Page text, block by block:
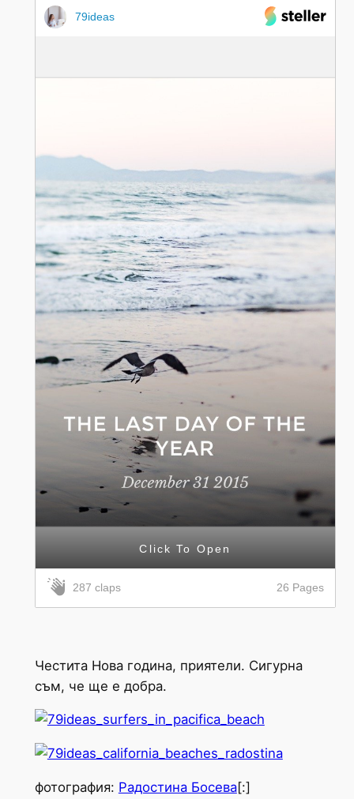
79ideas
Click To Open
287 claps 26 Pages
Честита Нова година, приятели. Сигурна
съм, че ще е добра.
фотография: Радостина Босева[:]